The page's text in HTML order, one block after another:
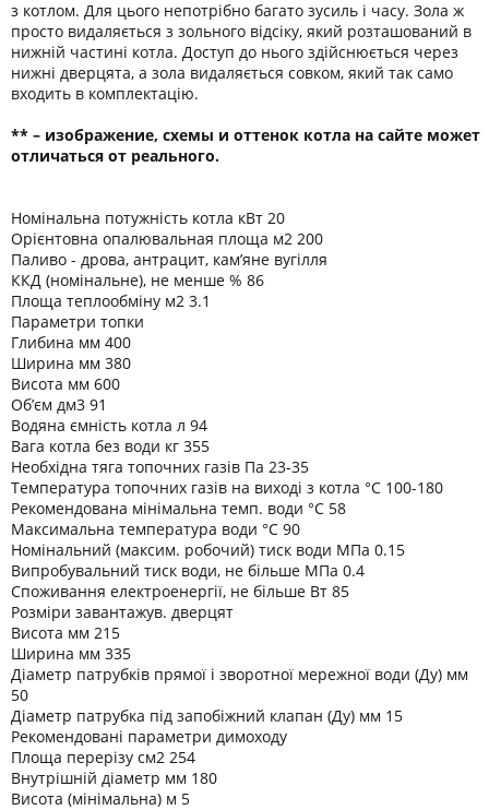
з котлом. Для цього непотрібно багато зусиль і часу. Зола ж
просто видаляється з зольного відсіку, який розташований в
нижній частині котла. Доступ до нього здійснюється через
нижні дверцята, а зола видаляється совком, який так само
входить в комплектацію.
** – изображение, схемы и оттенок котла на сайте может
отличаться от реального.
Номінальна потужність котла кВт 20
Орієнтовна опалювальная площа м2 200
Паливо - дрова, антрацит, кам’яне вугілля
ККД (номінальне), не менше % 86
Площа теплообміну м2 3.1
Параметри топки
Глибина мм 400
Ширина мм 380
Висота мм 600
Об’єм дм3 91
Водяна ємність котла л 94
Вага котла без води кг 355
Необхідна тяга топочних газів Па 23-35
Температура топочних газів на виході з котла °C 100-180
Рекомендована мінімальна темп. води °C 58
Максимальна температура води °C 90
Номінальний (максим. робочий) тиск води МПа 0.15
Випробувальний тиск води, не більше МПа 0.4
Споживання електроенергії, не більше Вт 85
Розміри завантажув. дверцят
Висота мм 215
Ширина мм 335
Діаметр патрубків прямої і зворотної мережної води (Ду) мм
50
Діаметр патрубка під запобіжний клапан (Ду) мм 15
Рекомендовані параметри димоходу
Площа перерізу см2 254
Внутрішній діаметр мм 180
Висота (мінімальна) м 5